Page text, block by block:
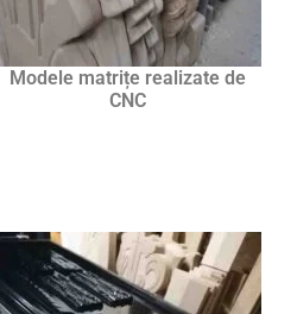
Modele matrițe realizate de
CNC